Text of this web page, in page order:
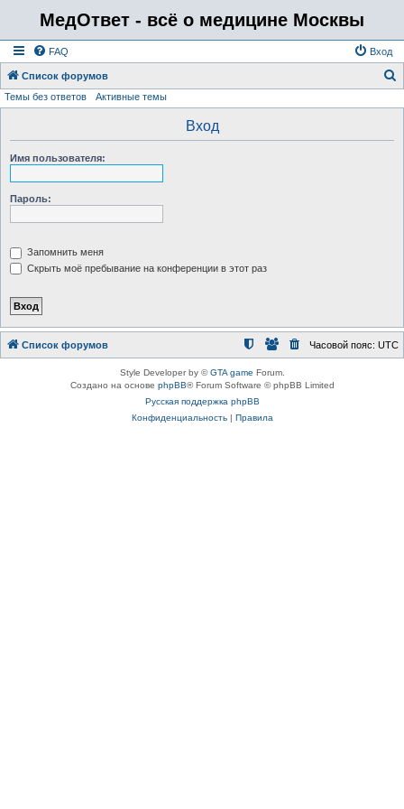
МедОтвет - всё о медицине Москвы
FAQ Вход
Список форумов
Темы без ответов Активные темы
Вход
Имя пользователя:
Пароль:
Запомнить меня
Скрыть моё пребывание на конференции в этот раз
Список форумов Часовой пояс: UTC
Style Developer by ©GTA game Forum.
Создано на основе phpBB® Forum Software © phpBB Limited
Русская поддержка phpBB
Конфиденциальность| Правила